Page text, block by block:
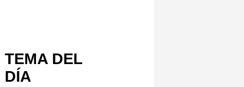
TEMA DEL
DÍA